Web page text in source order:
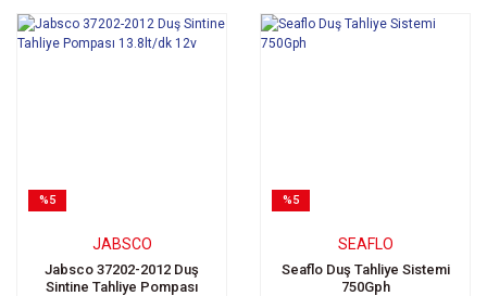
%5
JABSCO
Jabsco 37202-2012 Duş
Sintine Tahliye Pompası
%5
SEAFLO
Seaflo Duş Tahliye Sistemi
750Gph